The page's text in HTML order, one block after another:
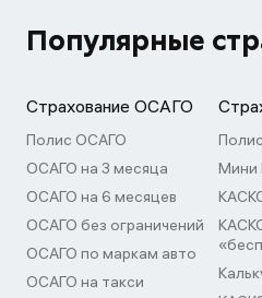
Популярные
Страхование ОСАГО
Полис ОСАГО
ОСАГО на 3 месяца
ОСАГО на 6 месяцев
ОСАГО без ограничений
ОСАГО по маркам авто
ОСАГО на такси
Мини